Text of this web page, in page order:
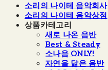
소리의 나이테 음악회사
소리의 나이테 음악상점
상품카테고리
새로 나온 음반
Best & Steady
소나음 ONLY!
자연을 닮은 음반